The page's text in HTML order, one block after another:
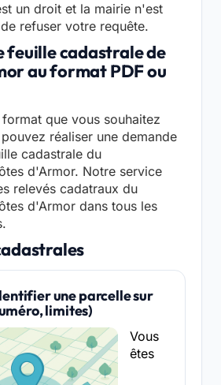
un droit et la mairie n'est
refuser votre requête.
feuille cadastrale de
au format PDF ou
que vous souhaitez
réaliser une demande
cadastrale du
d'Armor. Notre service
relevés cadatraux du
d'Armor dans tous les
une parcelle sur
limites)
Vous
êtes